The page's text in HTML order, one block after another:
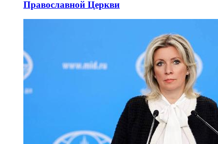
Православной Церкви